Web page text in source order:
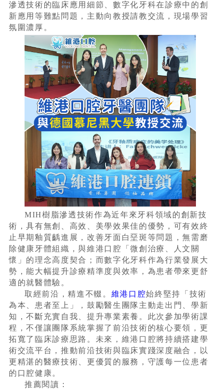
滲透技術的臨床應用細節、數字化牙科在診療中的創
新應用等難點問題，主動向教授請教交流，現場學習
氛圍濃厚。
MIH樹脂滲透技術作為近年來牙科領域的創新技
術，具有無創、高效、美學效果佳的優勢，可有效終
止早期釉質齲進展，改善牙面白堊斑等問題，無需磨
除健康牙體組織，與維港口腔「微創治療、人文關
懷」的理念高度契合；而數字化牙科作為行業發展大
勢，能大幅提升診療精準度與效率，為患者帶來更舒
適的就醫體驗。
取經前沿，精進不輟。 維港口腔始終堅持「技術
為本、患者至上」，鼓勵醫生團隊主動走出門、學新
知，不斷充實自我、提升專業素養。此次參加學術課
程，不僅讓團隊系統掌握了前沿技術的核心要領，更
拓寬了臨床診療思路。未來，維港口腔將持續搭建學
術交流平台，推動前沿技術與臨床實踐深度融合，以
更精湛的醫療技術、更優質的服務，守護每一位患者
的口腔健康。
推薦閱讀：